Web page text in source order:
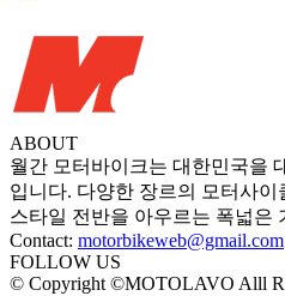
ABOUT
월간 모터바이크는 대한민국을
입니다. 다양한 장르의 모터사
스타일 전반을 아우르는 폭넓은
Contact: motorbikeweb@gmail.com
FOLLOW US
© Copyright ©MOTOLAVO Alll